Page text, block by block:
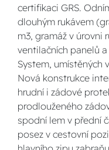
certifikaci GRS.
dlouhým rukávem
m3, gramáž v úrovni
ventilačních panelů
System, umístěných
Nová konstrukce
hrudní i zádové
prodlouženého
spodní lem v přední
posez v cestovní